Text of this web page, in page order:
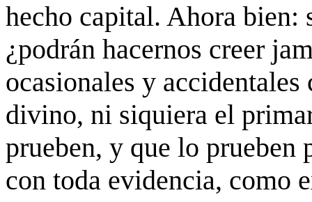
hecho capital. Ahora bien:
¿podrán hacernos creer
ocasionales y
divino, ni siquiera el
prueben, y que lo prueben
con toda evidencia, como